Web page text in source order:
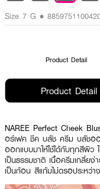
Size 7 G •
Product Detail
Product Detail
NAREE Perfect Cheek
อร์เฟค ชีค บลัช ครีม บลัชออ
ออกแบบมาให้ใช้ได้กับทุกสีผิ
เป็นธรรมชาติ เนื้อครีมเกลี่ยง่
เป็นก้อน สีแก้มไม่ดรอประหว่